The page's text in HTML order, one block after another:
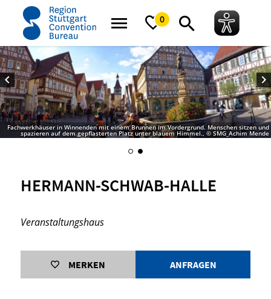
0
Startseite Hermann-Schwab-Halle
Fachwerkhäuser in Winnenden mit einem Brunnen im Vordergrund. Menschen sitzen und
spazieren auf dem gepflasterten Platz unter blauem Himmel., © SMG_Achim Mende
HERMANN-SCHWAB-HALLE
Veranstaltungshaus
MERKEN ANFRAGEN